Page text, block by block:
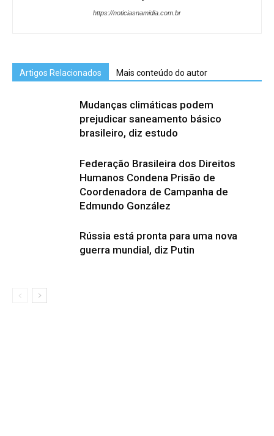
https://noticiasnamidia.com.br
Artigos Relacionados Mais conteúdo do autor
Mudanças climáticas podem
prejudicar saneamento básico
brasileiro, diz estudo
Federação Brasileira dos Direitos
Humanos Condena Prisão de
Coordenadora de Campanha de
Edmundo González
Rússia está pronta para uma nova
guerra mundial, diz Putin